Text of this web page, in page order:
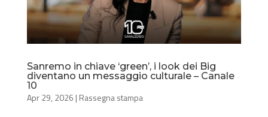
Sanremo in chiave ‘green’, i look dei Big
diventano un messaggio culturale – Canale
10
Apr 29, 2026 | Rassegna stampa